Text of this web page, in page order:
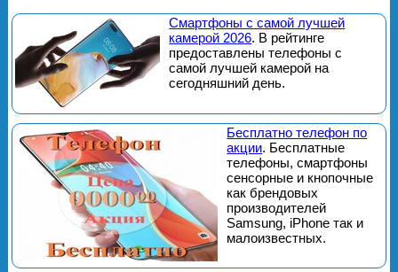
Смартфоны с самой лучшей
камерой 2026. В рейтинге
предоставлены телефоны с
самой лучшей камерой на
сегодняшний день.
Бесплатно телефон по
акции. Бесплатные
телефоны, смартфоны
сенсорные и кнопочные
как брендовых
производителей
Samsung, iPhone так и
малоизвестных.